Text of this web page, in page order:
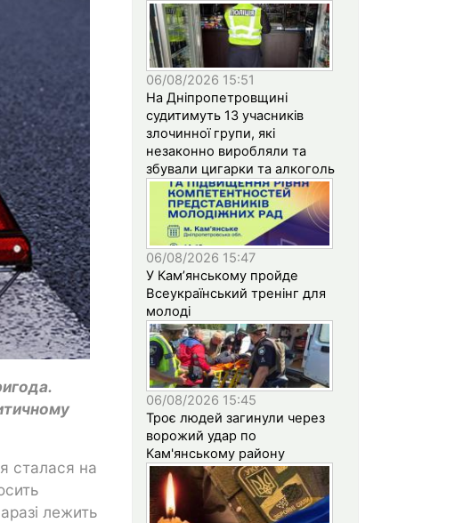
сталася на
лежить
06/08/2026 15:51
На Дніпропетровщині
судитимуть 13 учасників
злочинної групи, які
незаконно виробляли та
збували цигарки та алкоголь
06/08/2026 15:47
У Кам’янському пройде
Всеукраїнський тренінг для
молоді
06/08/2026 15:45
Троє людей загинули через
ворожий удар по
Кам'янському району